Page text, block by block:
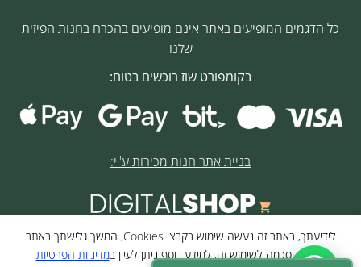
כל הדגמים המופיעים באתר אינם מופיעים בהכרח בחנות הפיזית
שלנו
בקומפורט שוז רוכשים בטוח:
בניית אתר חנות מכירות ע''י:
© 2026 כל הזכויות שמורות לקומפורט שוז
לידיעתך, באתר זה נעשה שימוש בקבצי Cookies, המשך גלישתך באתר
מהווה הסכמה לשימוש זה, למידע נוסף ניתן לעיין במדיניות הפרטיות.